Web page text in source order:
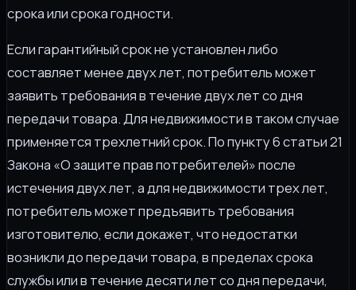
срока или срока годности.
Если гарантийный срок не установлен либо
составляет менее двух лет, потребитель может
заявить требования в течение двух лет со дня
передачи товара. Для недвижимости в таком случае
применяется трехлетний срок. По пункту 6 статьи 21
Закона «О защите прав потребителей» после
истечения двух лет, а для недвижимости трех лет,
потребитель может предъявить требования
изготовителю, если докажет, что недостатки
возникли до передачи товара, в пределах срока
службы или в течение десяти лет со дня передачи,